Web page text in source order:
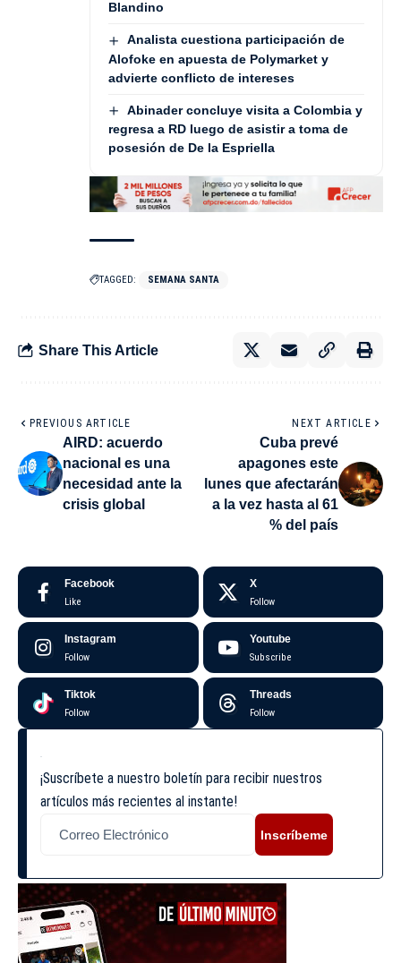
Blandino
Analista cuestiona participación de
Alofoke en apuesta de Polymarket y
advierte conflicto de intereses
Abinader concluye visita a Colombia y
regresa a RD luego de asistir a toma de
posesión de De la Espriella
TAGGED: SEMANA SANTA
Share This Article
PREVIOUS ARTICLE
AIRD: acuerdo
nacional es una
necesidad ante la
crisis global
NEXT ARTICLE
Cuba prevé
apagones este
lunes que afectarán
a la vez hasta al 61
% del país
Facebook
Like
X
Follow
Instagram
Follow
Youtube
Subscribe
Tiktok
Follow
Threads
Follow
¡Suscríbete a nuestro boletín para recibir nuestros
artículos más recientes al instante!
Inscríbeme